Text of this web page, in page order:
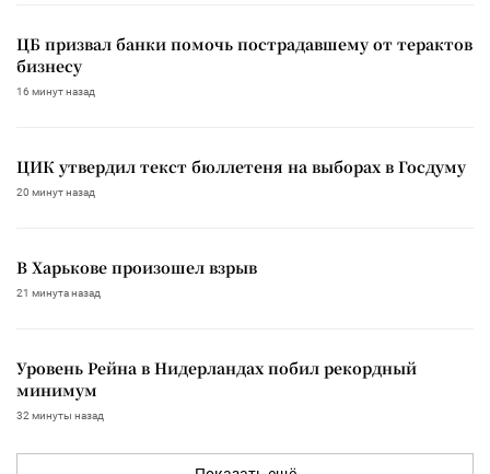
ЦБ призвал банки помочь пострадавшему от терактов
бизнесу
16 минут назад
ЦИК утвердил текст бюллетеня на выборах в Госдуму
20 минут назад
В Харькове произошел взрыв
21 минута назад
Уровень Рейна в Нидерландах побил рекордный
минимум
32 минуты назад